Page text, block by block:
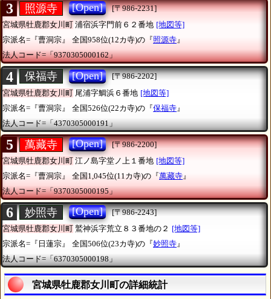
3 照源寺 [Open]
[〒986-2231]
宮城県牡鹿郡女川町 浦宿浜字門前６２番地 [地図等]
宗派名=『曹洞宗』
全国958位(12カ寺)の『照源寺』
法人コード=「9370305000162」
4 保福寺 [Open]
[〒986-2202]
宮城県牡鹿郡女川町 尾浦字鯛浜６番地 [地図等]
宗派名=『曹洞宗』
全国526位(22カ寺)の『保福寺 』
法人コード=「4370305000191」
5 萬藏寺 [Open]
[〒986-2200]
宮城県牡鹿郡女川町 江ノ島字堂ノ上１番地 [地図等]
宗派名=『曹洞宗』
全国1,045位(11カ寺)の『萬藏寺』
法人コード=「9370305000195」
6 妙照寺 [Open]
[〒986-2243]
宮城県牡鹿郡女川町 鷲神浜字荒立８３番地の２ [地図等]
宗派名=『日蓮宗』
全国506位(23カ寺)の『妙照寺』
法人コード=「6370305000198」
宮城県牡鹿郡女川町の詳細統計